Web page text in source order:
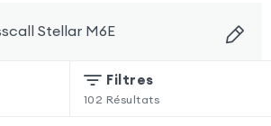
Stellar M6E
Filtres
102 Résultats